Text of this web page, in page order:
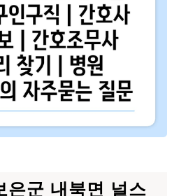
은군 내북면 널스